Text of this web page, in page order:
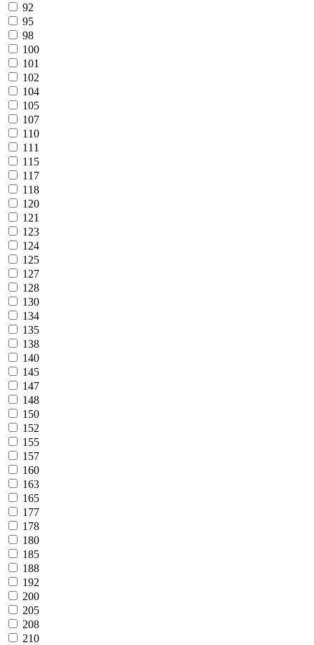
92
95
98
100
101
102
104
105
107
110
111
115
117
118
120
121
123
124
125
127
128
130
134
135
138
140
145
147
148
150
152
155
157
160
163
165
177
178
180
185
188
192
200
205
208
210